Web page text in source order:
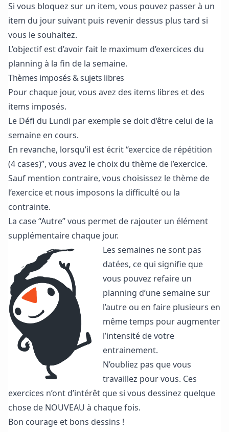
Si vous bloquez sur un item, vous pouvez passer à un
item du jour suivant puis revenir dessus plus tard si
vous le souhaitez.
L’objectif est d’avoir fait le maximum d’exercices du
planning à la fin de la semaine.
Thèmes imposés & sujets libres
Pour chaque jour, vous avez des items libres et des
items imposés.
Le Défi du Lundi par exemple se doit d’être celui de la
semaine en cours.
En revanche, lorsqu’il est écrit “exercice de répétition
(4 cases)”, vous avez le choix du thème de l’exercice.
Sauf mention contraire, vous choisissez le thème de
l’exercice et nous imposons la difficulté ou la
contrainte.
La case “Autre” vous permet de rajouter un élément
supplémentaire chaque jour.
Les semaines ne sont pas
datées, ce qui signifie que
vous pouvez refaire un
planning d’une semaine sur
l’autre ou en faire plusieurs en
même temps pour augmenter
l’intensité de votre
entrainement.
N’oubliez pas que vous
travaillez pour vous. Ces
exercices n’ont d’intérêt que si vous dessinez quelque
chose de NOUVEAU à chaque fois.
Bon courage et bons dessins !